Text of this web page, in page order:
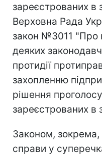
зареєстрованих в
Верховна Рада
закон №3011 "Про
деяких
протидії
захопленню
рішення
зареєстрованих в
Законом,
справи у